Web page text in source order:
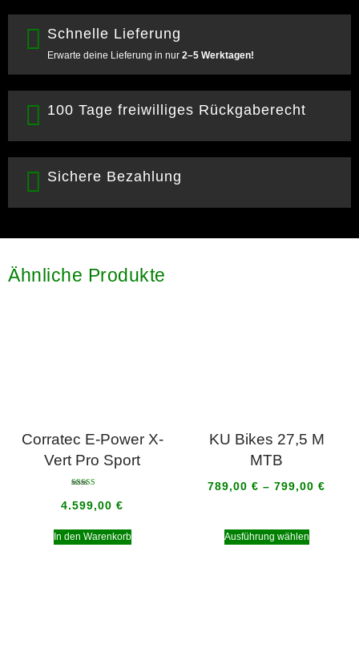
Schnelle Lieferung
Erwarte deine Lieferung in nur 2–5 Werktagen!
100 Tage freiwilliges Rückgaberecht
Sichere Bezahlung
Ähnliche Produkte
Corratec E-Power X-
Vert Pro Sport
5.00
von 5
4.599,00€
In den Warenkorb
KU Bikes 27,5 M
MTB
789,00€ –799,00€
Ausführung wählen